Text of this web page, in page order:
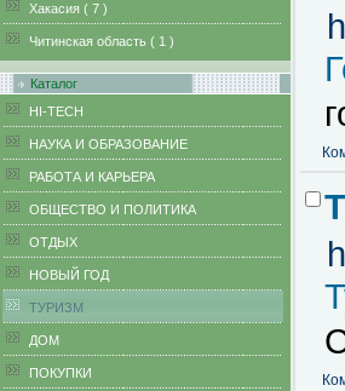
Хакасия ( 7 )
Читинская область ( 1 )
Каталог
HI-TECH
НАУКА И ОБРАЗОВАНИЕ
РАБОТА И КАРЬЕРА
ОБЩЕСТВО И ПОЛИТИКА
ОТДЫХ
НОВЫЙ ГОД
ТУРИЗМ
ДОМ
ПОКУПКИ